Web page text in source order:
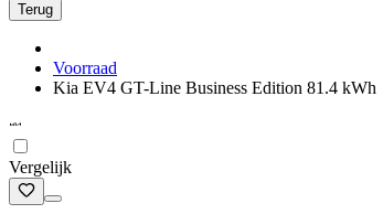
Terug
Voorraad
Kia EV4 GT-Line Business Edition 81.4 kWh
Vergelijk